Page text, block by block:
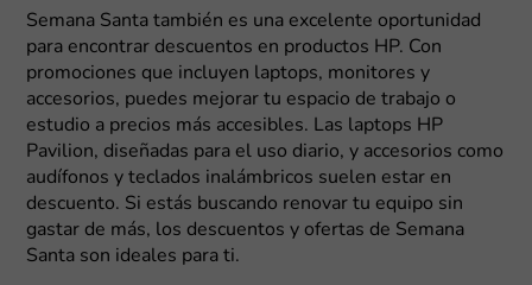
Semana Santa también es una excelente oportunidad
para encontrar descuentos en productos HP. Con
promociones que incluyen laptops, monitores y
accesorios, puedes mejorar tu espacio de trabajo o
estudio a precios más accesibles. Las laptops HP
Pavilion, diseñadas para el uso diario, y accesorios como
audífonos y teclados inalámbricos suelen estar en
descuento. Si estás buscando renovar tu equipo sin
gastar de más, los descuentos y ofertas de Semana
Santa son ideales para ti.